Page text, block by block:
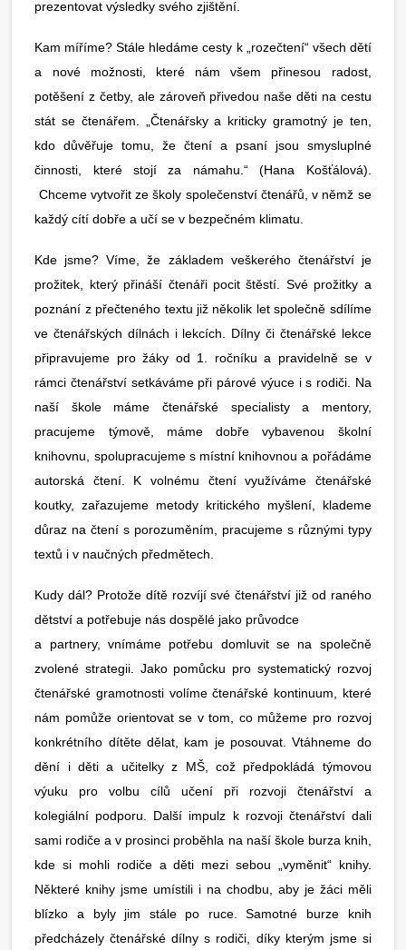
prezentovat výsledky svého zjištění.
Kam míříme? Stále hledáme cesty k „rozečtení“ všech dětí
a nové možnosti, které nám všem přinesou radost,
potěšení z četby, ale zároveň přivedou naše děti na cestu
stát se čtenářem. „Čtenářsky a kriticky gramotný je ten,
kdo důvěřuje tomu, že čtení a psaní jsou smysluplné
činnosti, které stojí za námahu.“ (Hana Košťálová).
Chceme vytvořit ze školy společenství čtenářů, v němž se
každý cítí dobře a učí se v bezpečném klimatu.
Kde jsme? Víme, že základem veškerého čtenářství je
prožitek, který přináší čtenáři pocit štěstí. Své prožitky a
poznání z přečteného textu již několik let společně sdílíme
ve čtenářských dílnách i lekcích. Dílny či čtenářské lekce
připravujeme pro žáky od 1. ročníku a pravidelně se v
rámci čtenářství setkáváme při párové výuce i s rodiči. Na
naší škole máme čtenářské specialisty a mentory,
pracujeme týmově, máme dobře vybavenou školní
knihovnu, spolupracujeme s místní knihovnou a pořádáme
autorská čtení. K volnému čtení využíváme čtenářské
koutky, zařazujeme metody kritického myšlení, klademe
důraz na čtení s porozuměním, pracujeme s různými typy
textů i v naučných předmětech.
Kudy dál? Protože dítě rozvíjí své čtenářství již od raného
dětství a potřebuje nás dospělé jako průvodce
a partnery, vnímáme potřebu domluvit se na společně
zvolené strategii. Jako pomůcku pro systematický rozvoj
čtenářské gramotnosti volíme čtenářské kontinuum, které
nám pomůže orientovat se v tom, co můžeme pro rozvoj
konkrétního dítěte dělat, kam je posouvat. Vtáhneme do
dění i děti a učitelky z MŠ, což předpokládá týmovou
výuku pro volbu cílů učení při rozvoji čtenářství a
kolegiální podporu. Další impulz k rozvoji čtenářství dali
sami rodiče a v prosinci proběhla na naší škole burza knih,
kde si mohli rodiče a děti mezi sebou „vyměnit“ knihy.
Některé knihy jsme umístili i na chodbu, aby je žáci měli
blízko a byly jim stále po ruce. Samotné burze knih
předcházely čtenářské dílny s rodiči, díky kterým jsme si